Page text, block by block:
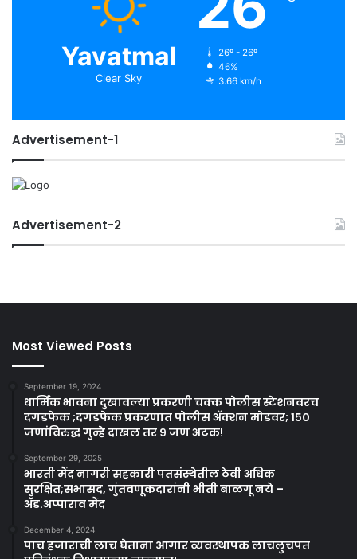
Yavatmal
Clear Sky
26º - 26º
46%
3.66 km/h
Advertisement-1
Advertisement-2
Most Viewed Posts
September 19, 2024
धार्मिक भावना दुखावल्या प्रकरणी चक्क पोलीस स्टेशनवरच
दगडफेक ;दगडफेक प्रकरणात पोलीस अ‍ॅक्शन मोडवर; १५०
जणांविरुद्ध गुन्हे दाखल तर ९ जण अटक!
September 29, 2025
भारती मैंद नागरी सहकारी पतसंस्थेतील ठेवी अधिक
सुरक्षित;सभासद, गुंतवणूकदारांनी भीती बाळगू नये –
ॲड.अप्पाराव मैंद
December 4, 2024
पाच हजाराची लाच घेताना आगार व्यवस्थापक लाचलुचपत